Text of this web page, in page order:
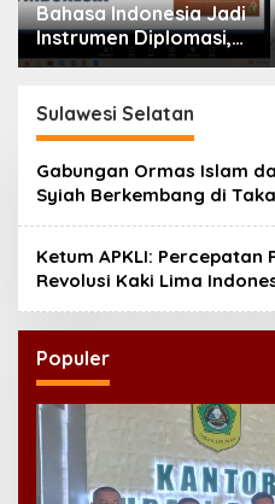
Sidang Promosi
Doktor, Antara Ujian
Ilmiah dan Pesta
Sulawesi Selatan
Gabungan Ormas Islam
Syiah Berkembang di
Ketum APKLI: Percepatan
Revolusi Kaki Lima
Populer